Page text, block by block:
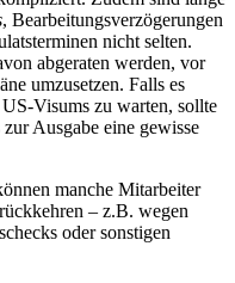
, Bearbeitungsverzögerungen
nicht selten.
abgeraten werden, vor
umzusetzen. Falls es
Visums zu warten, sollte
Ausgabe eine gewisse
manche Mitarbeiter
– z.B. wegen
oder sonstigen